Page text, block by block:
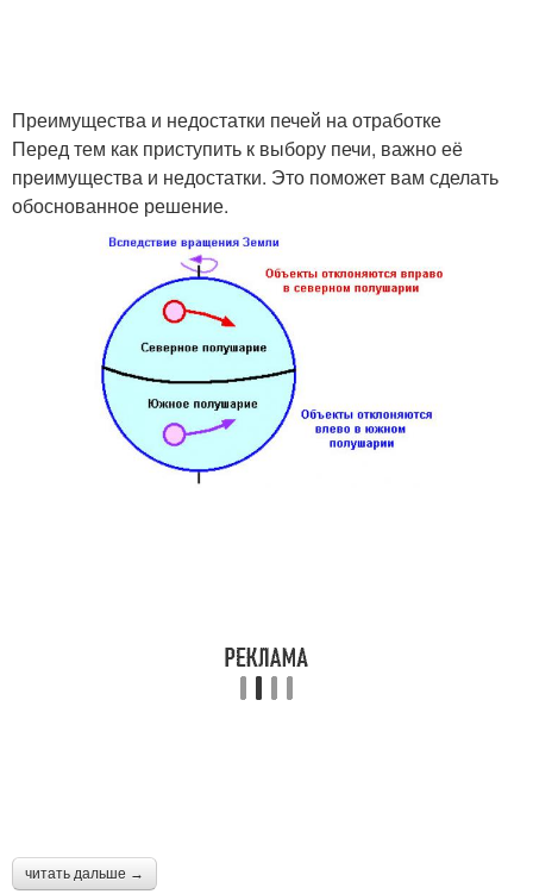
Преимущества и недостатки печей на отработке
Перед тем как приступить к выбору печи, важно её
преимущества и недостатки. Это поможет вам сделать
обоснованное решение.
читать дальше →